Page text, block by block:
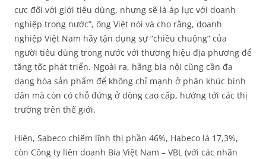
cực đối với giới tiêu dùng, nhưng sẽ là áp lực với doanh
nghiệp trong nước”, ông Việt nói và cho rằng, doanh
nghiệp Việt Nam hãy tận dụng sự “chiều chuộng” của
người tiêu dùng trong nước với thương hiệu địa phương để
tăng tốc phát triển. Ngoài ra, hãng bia nội cũng cần đa
dạng hóa sản phẩm để không chỉ mạnh ở phân khúc bình
dân mà còn có chỗ đứng ở dòng cao cấp, hướng tới các thị
trường trên thế giới.
Hiện, Sabeco chiếm lĩnh thị phần 46%, Habeco là 17,3%,
còn Công ty liên doanh Bia Việt Nam – VBL (với các nhãn